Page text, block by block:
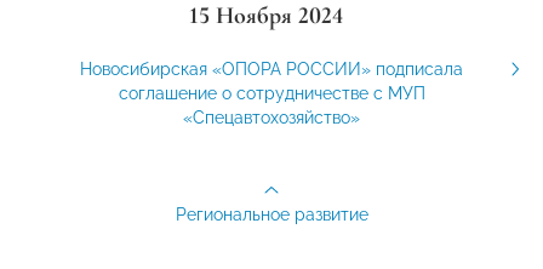
15 Ноября 2024
Новосибирская «ОПОРА РОССИИ» подписала
соглашение о сотрудничестве с МУП
«Спецавтохозяйство»
Региональное развитие